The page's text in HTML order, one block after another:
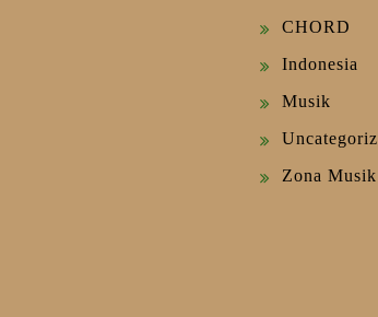
CHORD
Indonesia
Musik
Zona Musik